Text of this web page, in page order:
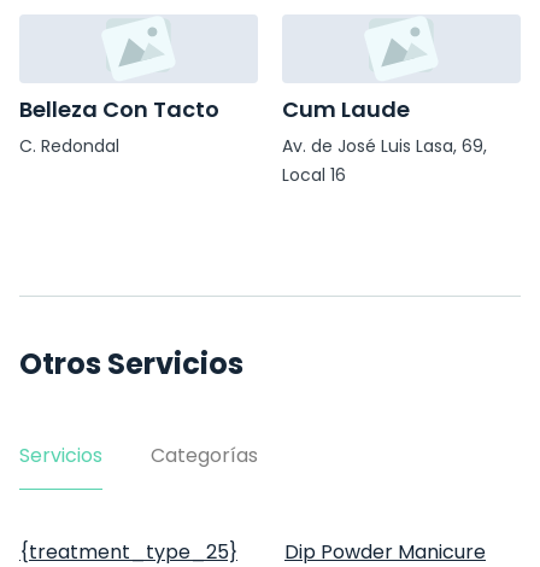
Belleza Con Tacto
C. Redondal
Cum Laude
Av. de José Luis Lasa, 69,
Local 16
Otros Servicios
Servicios Categorías
{treatment_type_25}
Dip Powder Manicure